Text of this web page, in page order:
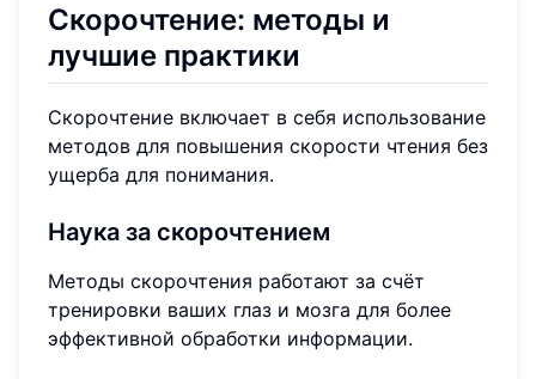
Скорочтение: методы и
лучшие практики
Скорочтение включает в себя использование
методов для повышения скорости чтения без
ущерба для понимания.
Наука за скорочтением
Методы скорочтения работают за счёт
тренировки ваших глаз и мозга для более
эффективной обработки информации.